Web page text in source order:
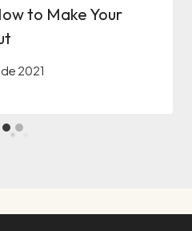
to Make Your
2021